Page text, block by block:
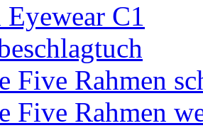
C1
Five Rahmen
Five Rahmen